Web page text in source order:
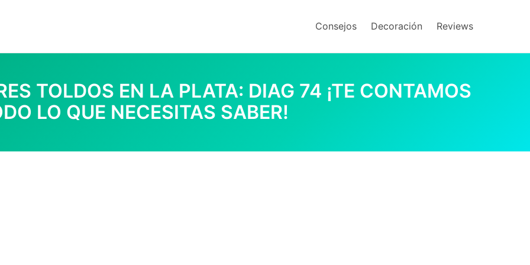
Consejos Decoración Reviews
TOLDOS EN LA PLATA: DIAG 74 ¡TE CONTAMOS
LO QUE NECESITAS SABER!